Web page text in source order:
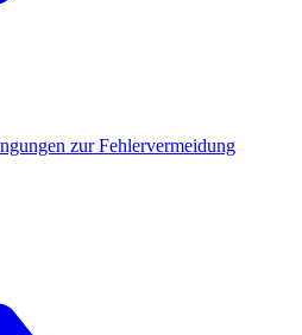
zur Fehlervermeidung